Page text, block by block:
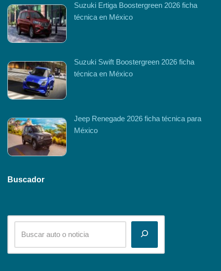
Suzuki Ertiga Boostergreen 2026 ficha
técnica en México
Suzuki Swift Boostergreen 2026 ficha
técnica en México
Jeep Renegade 2026 ficha técnica para
México
Buscador